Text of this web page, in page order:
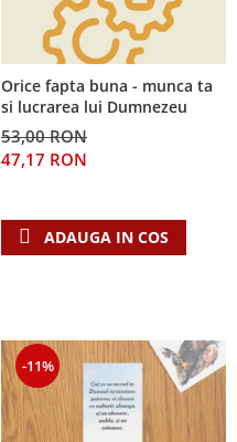
Orice fapta buna - munca ta
si lucrarea lui Dumnezeu
53,00 RON
47,17 RON
ADAUGA IN COS
-11%